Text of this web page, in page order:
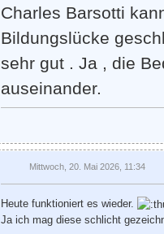
Charles Barsotti
Bildungslücke
sehr gut . Ja , die
auseinander.
Mittwoch, 20. Mai 2026, 11:34
Heute funktioniert es wieder.
Ja ich mag diese schlicht